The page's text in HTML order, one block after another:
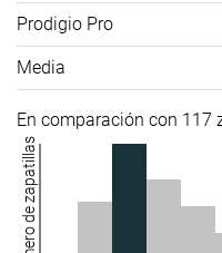
Prodigio Pro
Media
En comparación con 117
Número de zapatillas